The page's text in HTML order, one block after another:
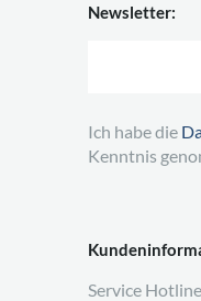
Service Hotline
Newsletter:
Ich habe die
Kenntnis